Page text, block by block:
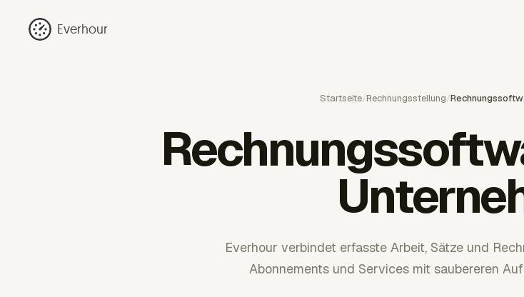
Everhour
Startseite/Rechnungsstellung/
Everhour verbindet erfasste Arbeit, Sätze und
Abonnements und Services mit saubereren